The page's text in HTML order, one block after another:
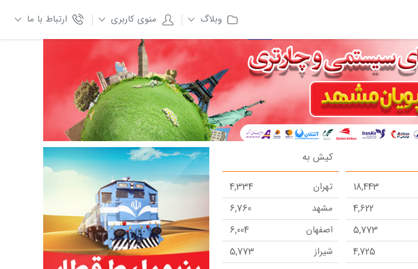
ارتباط با ما منوی کاربری وبلاگ
18,443
4,622
5,773
4,725
کیش به
تهران 4,334
مشهد 6,760
اصفهان 6,004
شیراز 5,773